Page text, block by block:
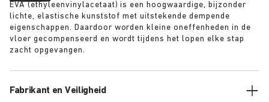
EVA (ethyleenvinylacetaat) is een hoogwaardige, bijzonder
lichte, elastische kunststof met uitstekende dempende
eigenschappen. Daardoor worden kleine oneffenheden in de
vloer gecompenseerd en wordt tijdens het lopen elke stap
zacht opgevangen.
Fabrikant en Veiligheid